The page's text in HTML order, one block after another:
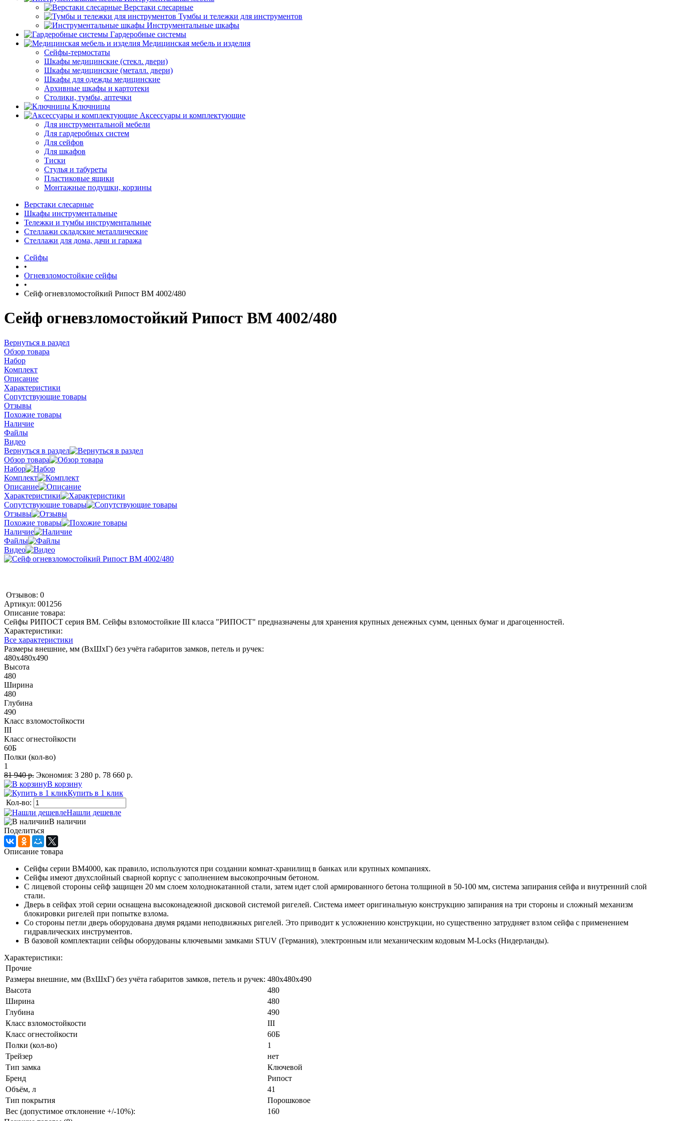
Верстаки слесарные
Тумбы и тележки для инструментов
Инструментальные шкафы
Гардеробные системы
Медицинская мебель и изделия
Сейфы-термостаты
Шкафы медицинские (стекл. двери)
Шкафы медицинские (металл. двери)
Шкафы для одежды медицинские
Архивные шкафы и картотеки
Столики, тумбы, аптечки
Ключницы
Аксессуары и комплектующие
Для инструментальной мебели
Для гардеробных систем
Для сейфов
Для шкафов
Тиски
Стулья и табуреты
Пластиковые ящики
Монтажные подушки, корзины
Верстаки слесарные
Шкафы инструментальные
Тележки и тумбы инструментальные
Стеллажи складские металлические
Стеллажи для дома, дачи и гаража
Сейфы
•
Огневзломостойкие сейфы
•
Сейф огневзломостойкий Рипост BM 4002/480
Сейф огневзломостойкий Рипост BM 4002/480
Вернуться в раздел
Обзор товара
Набор
Комплект
Описание
Характеристики
Сопутствующие товары
Отзывы
Похожие товары
Наличие
Файлы
Видео
Вернуться в раздел
Обзор товара
Набор
Комплект
Описание
Характеристики
Сопутствующие товары
Отзывы
Похожие товары
Наличие
Файлы
Видео
Отзывов: 0
Артикул: 001256
Описание товара:
Сейфы РИПОСТ серия ВМ. Сейфы взломостойкие III класса "РИПОСТ" предназначены для хранения крупных денежных сумм, ценных бумаг и драгоценностей.
Характеристики:
Все характеристики
Размеры внешние, мм (ВхШхГ) без учёта габаритов замков, петель и ручек:
480x480x490
Высота
480
Ширина
480
Глубина
490
Класс взломостойкости
III
Класс огнестойкости
60Б
Полки (кол-во)
1
81 940 р. Экономия: 3 280 р. 78 660 р.
В корзину
Купить в 1 клик
Кол-во:
Нашли дешевле
В наличии
Поделиться
Описание товара
Сейфы серии ВМ4000, как правило, используются при создании комнат-хранилищ в банках или крупных компаниях.
Сейфы имеют двухслойный сварной корпус с заполнением высокопрочным бетоном.
С лицевой стороны сейф защищен 20 мм слоем холоднокатанной стали, затем идет слой армированного бетона толщиной в 50-100 мм, система запирания сейфа и внутренний слой
стали.
Дверь в сейфах этой серии оснащена высоконадежной дисковой системой ригелей. Система имеет оригинальную конструкцию запирания на три стороны и сложный механизм
блокировки ригелей при попытке взлома.
Со стороны петли дверь оборудована двумя рядами неподвижных ригелей. Это приводит к усложнению конструкции, но существенно затрудняет взлом сейфа с применением
гидравлических инструментов.
В базовой комплектации сейфы оборудованы ключевыми замками STUV (Германия), электронным или механическим кодовым M-Locks (Нидерланды).
Характеристики:
Прочие
Размеры внешние, мм (ВхШхГ) без учёта габаритов замков, петель и ручек: 480x480x490
Высота
480
Ширина
480
Глубина
490
Класс взломостойкости
III
Класс огнестойкости
60Б
Полки (кол-во)
1
Трейзер
нет
Тип замка
Ключевой
Бренд
Рипост
Объём, л
41
Тип покрытия
Порошковое
Вес (допустимое отклонение +/-10%):
160